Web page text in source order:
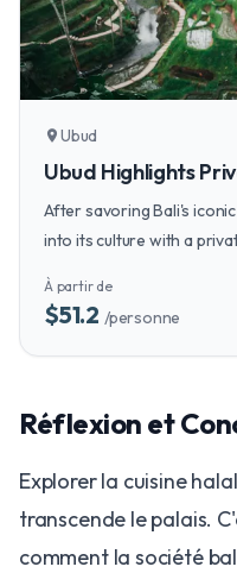
location_on Ubud
Ubud Highlights
After savoring Bali's
into its culture with a
temples, rice terraces,
À partir de
$51.2 /personne
Réflexion et
Explorer la cuisine
transcende le palais.
comment la société